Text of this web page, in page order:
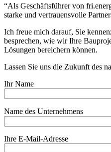
“Als Geschäftsführer von
starke und vertrauensvolle
Ich freue mich darauf, Sie
besprechen, wie wir Ihre
Lösungen bereichern können.
Lassen Sie uns die Zukunft des
Ihr Name
Name des Unternehmens
Ihre E-Mail-Adresse